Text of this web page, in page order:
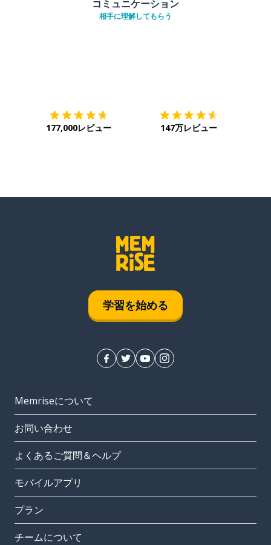
コミュニケーション
相手に理解してもらう
177,000レビュー 147万レビュー
学習を始める
Memriseについて
お問い合わせ
よくあるご質問＆ヘルプ
モバイルアプリ
プラン
チームについて